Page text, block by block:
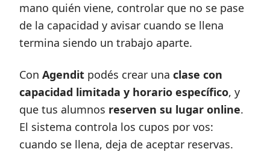
mano quién viene, controlar que no se pase
de la capacidad y avisar cuando se llena
termina siendo un trabajo aparte.
Con Agendit podés crear una clase con
capacidad limitada y horario específico, y
que tus alumnos reserven su lugar online.
El sistema controla los cupos por vos:
cuando se llena, deja de aceptar reservas.